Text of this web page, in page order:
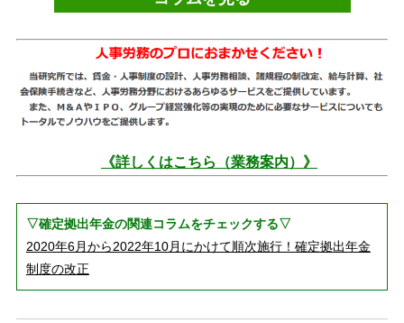
《詳しくはこちら（業務案内）》
▽確定拠出年金の関連コラムをチェックする▽
2020年6月から2022年10月にかけて順次施行！確定拠出年金
制度の改正